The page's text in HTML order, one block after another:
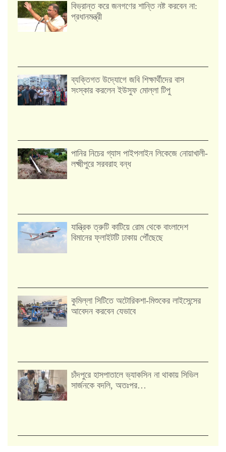
বিভ্রান্ত করে জনগণের শান্তি নষ্ট করবেন না:
প্রধানমন্ত্রী
ব্যক্তিগত উদ্যোগে জবি শিক্ষার্থীদের বাস
সংস্কার করলেন ইউসুফ মোল্লা টিপু
পানির নিচের গ্যাস পাইপলাইন লিকেজে নোয়াখালী-
লক্ষ্মীপুরে সরবরাহ বন্ধ
যান্ত্রিক ত্রুটি কাটিয়ে রোম থেকে বাংলাদেশ
বিমানের ফ্লাইটটি ঢাকায় পৌঁছেছে
কুমিল্লা সিটিতে অটোরিকশা-মিশুকের লাইসেন্সের
আবেদন করবেন যেভাবে
চাঁদপুরে হাসপাতালে ভ্যাকসিন না থাকায় সিভিল
সার্জনকে বদলি, অতঃপর…